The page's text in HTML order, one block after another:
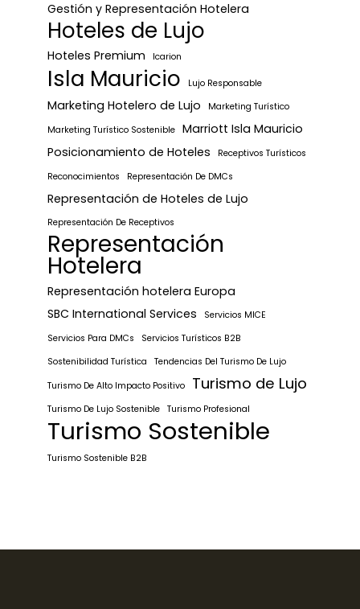
Gestión y Representación Hotelera
Hoteles de Lujo
Hoteles Premium Icarion
Isla Mauricio Lujo Responsable
Marketing Hotelero de Lujo
Marketing Turístico
Marketing Turístico Sostenible Marriott Isla Mauricio
Posicionamiento de Hoteles
Receptivos Turísticos
Reconocimientos
Representación De DMCs
Representación de Hoteles de Lujo
Representación De Receptivos
Representación
Hotelera
Representación hotelera Europa
SBC International Services
Servicios MICE
Servicios Para DMCs
Servicios Turísticos B2B
Sostenibilidad Turística
Tendencias Del Turismo De Lujo
Turismo De Alto Impacto Positivo
Turismo de Lujo
Turismo De Lujo Sostenible Turismo Profesional
Turismo Sostenible
Turismo Sostenible B2B